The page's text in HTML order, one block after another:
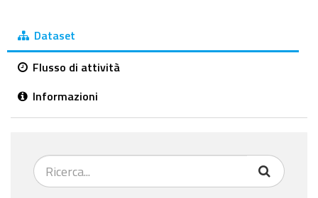
Dataset
Flusso di attività
Informazioni